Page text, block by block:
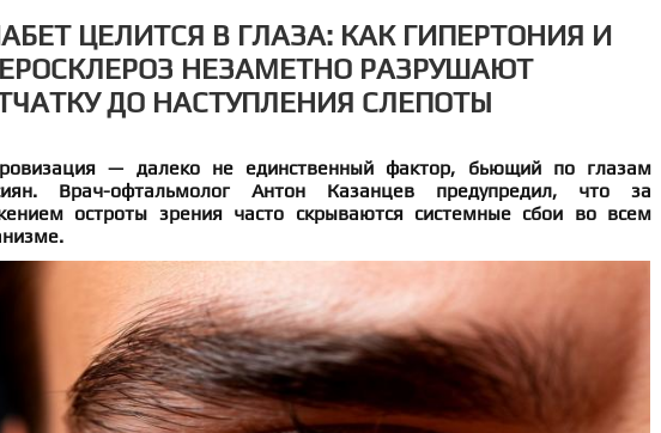
ЦЕЛИТСЯ В ГЛАЗА: КАК ГИПЕРТОНИЯ И
НЕЗАМЕТНО РАЗРУШАЮТ
ДО НАСТУПЛЕНИЯ СЛЕПОТЫ
— далеко не единственный фактор, бьющий по глазам
Врач-офтальмолог Антон Казанцев предупредил, что за
остроты зрения часто скрываются системные сбои во всем